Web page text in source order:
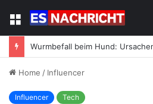
Menu
Home / Influencer
Influencer Tech